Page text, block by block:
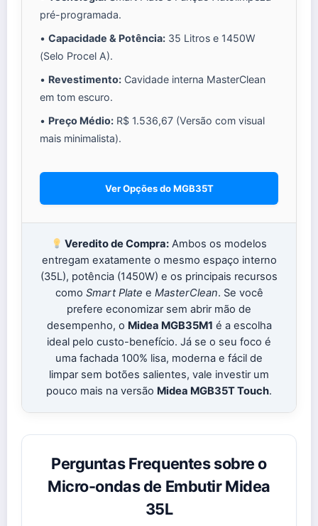
pré-programada.
• Capacidade & Potência: 35 Litros e 1450W
(Selo Procel A).
• Revestimento: Cavidade interna MasterClean
em tom escuro.
• Preço Médio: R$ 1.536,67 (Versão com visual
mais minimalista).
Ver Opções do MGB35T
Veredito de Compra: Ambos os modelos
entregam exatamente o mesmo espaço interno
(35L), potência (1450W) e os principais recursos
como Smart Plate e MasterClean. Se você
prefere economizar sem abrir mão de
desempenho, o Midea MGB35M1 é a escolha
ideal pelo custo-benefício. Já se o seu foco é
uma fachada 100% lisa, moderna e fácil de
limpar sem botões salientes, vale investir um
pouco mais na versão Midea MGB35T Touch.
Perguntas Frequentes sobre o
Micro-ondas de Embutir Midea
35L